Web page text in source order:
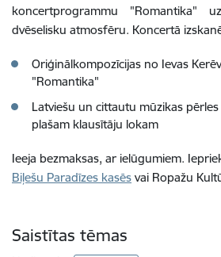
koncertprogrammu "Romantika"
dvēselisku atmosfēru. Koncertā
Oriģinālkompozīcijas no Ievas
"Romantika"
Latviešu un cittautu mūzikas
plašam klausītāju lokam
Ieeja bezmaksas, ar ielūgumiem.
Biļešu Paradīzes kasēs vai Ropažu
Saistītas tēmas